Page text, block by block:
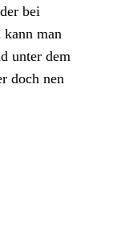
bei
man
unter dem
doch nen